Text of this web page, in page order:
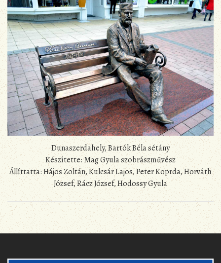
Dunaszerdahely, Bartók Béla sétány
Készítette: Mag Gyula szobrászművész
Állíttatta: Hájos Zoltán, Kulcsár Lajos, Peter Koprda, Horváth
József, Rácz József, Hodossy Gyula